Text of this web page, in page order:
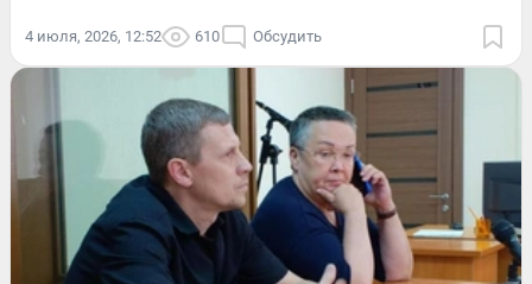
4 июля, 2026, 12:52 610 Обсудить